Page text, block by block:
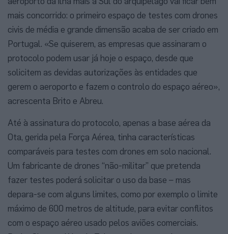
mais concorrido: o primeiro espaço de testes com drones
civis de média e grande dimensão acaba de ser criado em
Portugal. «Se quiserem, as empresas que assinaram o
protocolo podem usar já hoje o espaço, desde que
solicitem as devidas autorizações às entidades que
gerem o aeroporto e fazem o controlo do espaço aéreo»,
acrescenta Brito e Abreu.
Até à assinatura do protocolo, apenas a base aérea da
Ota, gerida pela Força Aérea, tinha características
comparáveis para testes com drones em solo nacional.
Um fabricante de drones “não-militar” que pretenda
fazer testes poderá solicitar o uso da base – mas
depara-se com alguns limites, como por exemplo o limite
máximo de 600 metros de altitude, para evitar conflitos
com o espaço aéreo usado pelos aviões comerciais.